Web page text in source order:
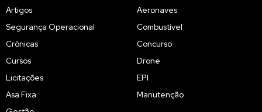
Artigos
Segurança Operacional
Crônicas
Cursos
Licitações
Asa Fixa
Aeronaves
Combustível
Concurso
Drone
EPI
Manutenção